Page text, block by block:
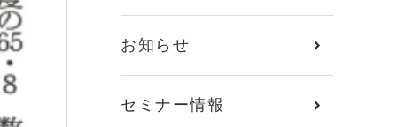
お知らせ
セミナー情報